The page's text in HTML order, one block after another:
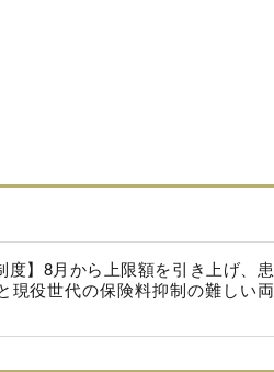
度】8月から上限額を引き上げ、患
現役世代の保険料抑制の難しい両